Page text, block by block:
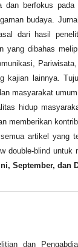
dan berfokus
budaya.
dari hasil
yang dibahas
kajian lainnya.
masyarakat
hidup
memberikan
artikel yang
double-blind
September, dan
dan